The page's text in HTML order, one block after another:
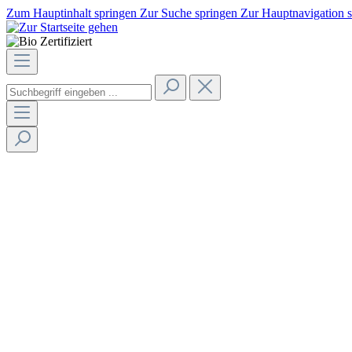
Zum Hauptinhalt springen Zur Suche springen Zur Hauptnavigation